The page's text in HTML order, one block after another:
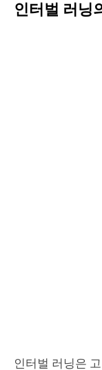
인터벌 러닝
인터벌 러닝은